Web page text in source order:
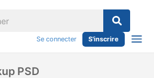
Se connecter S'inscrire
PSD